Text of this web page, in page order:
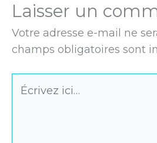
Laisser un
Votre adresse e-mail ne
champs obligatoires sont
Écrivez
ici…